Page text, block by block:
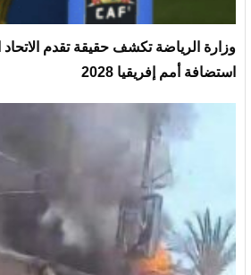
وزارة الرياضة تكشف حقيقة تقدم
استضافة أمم إفريقيا 2028